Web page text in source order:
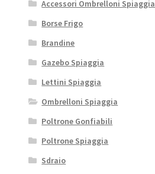
Accessori Ombrelloni Spiaggia
Borse Frigo
Brandine
Gazebo Spiaggia
Lettini Spiaggia
Ombrelloni Spiaggia
Poltrone Gonfiabili
Poltrone Spiaggia
Sdraio